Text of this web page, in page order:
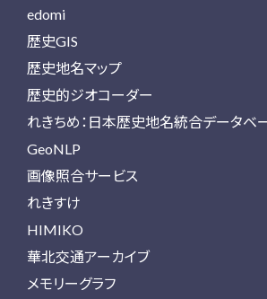
edomi
歴史GIS
歴史地名マップ
歴史的ジオコーダー
れきちめ：日本歴史地名統合データベ
GeoNLP
画像照合サービス
れきすけ
HIMIKO
華北交通アーカイブ
メモリーグラフ